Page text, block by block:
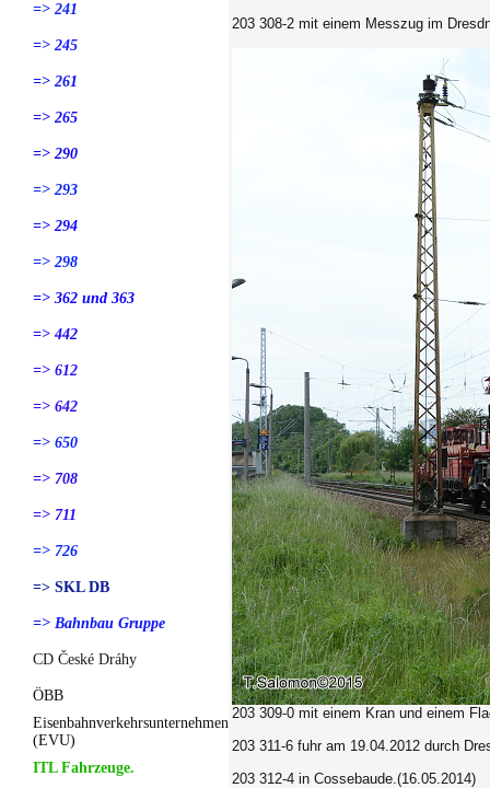
=> 241
=> 245
=> 261
=> 265
=> 290
=> 293
=> 294
=> 298
=> 362 und 363
=> 442
=> 612
=> 642
=> 650
=> 708
=> 711
=> 726
=> SKL DB
=> Bahnbau Gruppe
CD České Dráhy
ÖBB
Eisenbahnverkehrsunternehmen
(EVU)
ITL Fahrzeuge.
203 308-2 mit einem Messzug im
203 309-0 mit einem Kran und einem
203 311-6 fuhr am 19.04.2012 durch
203 312-4 in Cossebaude.(16.05.2014)